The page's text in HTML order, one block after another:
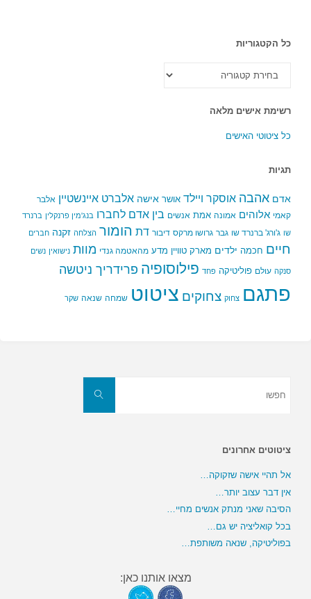
כל הקטגוריות
הקטגוריות
רשימת אישים מלאה
כל ציטוטי האישים
תגיות
אדם אהבה אוסקר ויילד אושר אישה אלברט איינשטיין אלבר
קאמי אלוהים אמונה אמת אנשים בין אדם לחברו בנג'מין פרנקלין ברנרד
שו ג'ורג' ברנרד שו גבר גרושו מרקס דיבור דת הומור הצלחה זקנה חברים
חיים חכמה ילדים מארק טוויין מדע מהאטמה גנדי מוות נישואין נשים
סנקה עולם פוליטיקה פחד פילוסופיה פרידריך ניטשה
פתגם צחוק צחוקים ציטוט שמחה שנאה שקר
חפשו
ציטוטים אחרונים
אל תהיי אישה שזקוקה…
אין דבר עצוב יותר…
הסיבה שאני מנתק אנשים מחיי…
בכל קואליציה יש גם…
בפוליטיקה, שנאה משותפת…
מצאו אותנו כאן: